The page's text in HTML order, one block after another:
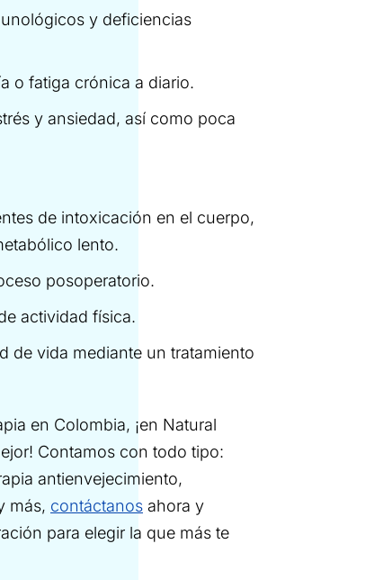
y deficiencias
o fatiga crónica a diario.
y ansiedad, así como poca
de intoxicación en el cuerpo,
lento.
posoperatorio.
actividad física.
de vida mediante un tratamiento
en Colombia, ¡en Natural
Contamos con todo tipo:
antienvejecimiento,
más, contáctanos ahora y
para elegir la que más te